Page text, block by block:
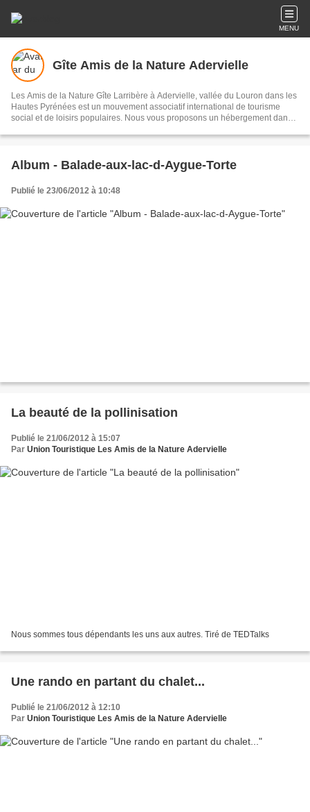
MENU
Gîte Amis de la Nature Adervielle
Les Amis de la Nature Gîte Larribère à Adervielle, vallée du Louron dans les
Hautes Pyrénées est un mouvement associatif international de tourisme
social et de loisirs populaires. Nous vous proposons un hébergement dans
Album - Balade-aux-lac-d-Aygue-Torte
Publié le 23/06/2012 à 10:48
La beauté de la pollinisation
Publié le 21/06/2012 à 15:07
Par Union Touristique Les Amis de la Nature Adervielle
Nous sommes tous dépendants les uns aux autres. Tiré de TEDTalks
Une rando en partant du chalet...
Publié le 21/06/2012 à 12:10
Par Union Touristique Les Amis de la Nature Adervielle